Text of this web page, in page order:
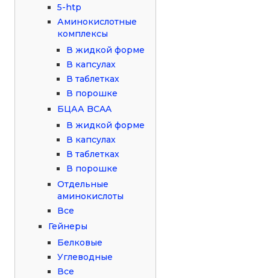
5-htp
Аминокислотные
комплексы
В жидкой форме
В капсулах
В таблетках
В порошке
БЦАА BCAA
В жидкой форме
В капсулах
В таблетках
В порошке
Отдельные
аминокислоты
Все
Гейнеры
Белковые
Углеводные
Все